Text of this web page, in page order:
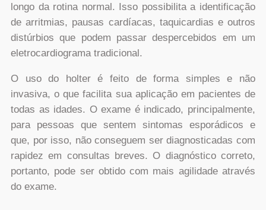
longo da rotina normal. Isso possibilita a identificação
de arritmias, pausas cardíacas, taquicardias e outros
distúrbios que podem passar despercebidos em um
eletrocardiograma tradicional.
O uso do holter é feito de forma simples e não
invasiva, o que facilita sua aplicação em pacientes de
todas as idades. O exame é indicado, principalmente,
para pessoas que sentem sintomas esporádicos e
que, por isso, não conseguem ser diagnosticadas com
rapidez em consultas breves. O diagnóstico correto,
portanto, pode ser obtido com mais agilidade através
do exame.